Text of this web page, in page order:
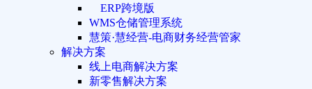
ERP跨境版
WMS仓储管理系统
慧策·慧经营-电商财务经营管家
解决方案
线上电商解决方案
新零售解决方案